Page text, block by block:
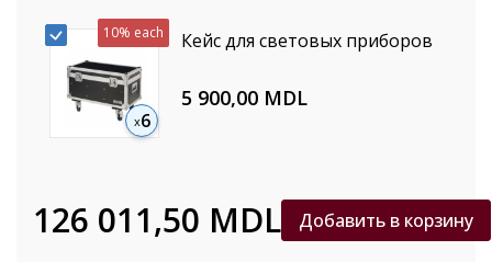
6
10% each Кейс для световых приборов
5 900,00 MDL
126 011,50 MDL Добавить в корзину